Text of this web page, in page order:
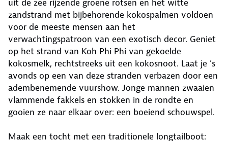
uit de zee rijzende groene rotsen en het witte
zandstrand met bijbehorende kokospalmen voldoen
voor de meeste mensen aan het
verwachtingspatroon van een exotisch decor. Geniet
op het strand van Koh Phi Phi van gekoelde
kokosmelk, rechtstreeks uit een kokosnoot. Laat je ’s
avonds op een van deze stranden verbazen door een
adembenemende vuurshow. Jonge mannen zwaaien
vlammende fakkels en stokken in de rondte en
gooien ze naar elkaar over: een boeiend schouwspel.
Maak een tocht met een traditionele longtailboot: